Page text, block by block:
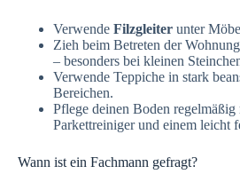
Verwende Filzgleiter unter
Zieh beim Betreten der
– besonders bei kleinen
Verwende Teppiche in stark
Bereichen.
Pflege deinen Boden regelmäßig
Parkettreiniger und einem leicht
Wann ist ein Fachmann gefragt?